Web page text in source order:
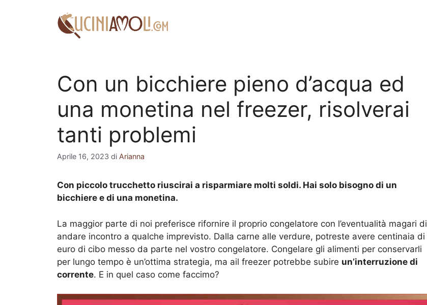
Con un bicchiere pieno d’acqua ed
una monetina nel freezer, risolverai
tanti problemi
Aprile 16, 2023 di Arianna
Con piccolo trucchetto riuscirai a risparmiare molti soldi. Hai solo bisogno di un
bicchiere e di una monetina.
La maggior parte di noi preferisce rifornire il proprio congelatore con l’eventualità magari di
andare incontro a qualche imprevisto. Dalla carne alle verdure, potreste avere centinaia di
euro di cibo messo da parte nel vostro congelatore. Congelare gli alimenti per conservarli
per lungo tempo è un’ottima strategia, ma ail freezer potrebbe subire un’interruzione di
corrente. E in quel caso come faccimo?